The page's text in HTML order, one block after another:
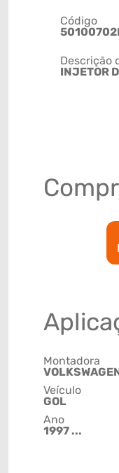
Código
Descrição
INJETOR
Montadora
Veículo
GOL
Ano
1997 ...